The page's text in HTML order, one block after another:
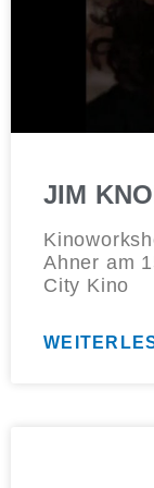
JIM
Ahner am
City Kino